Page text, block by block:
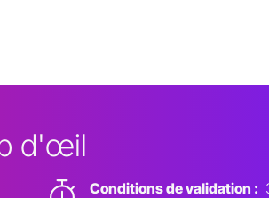
d'œil
Conditions de validation :